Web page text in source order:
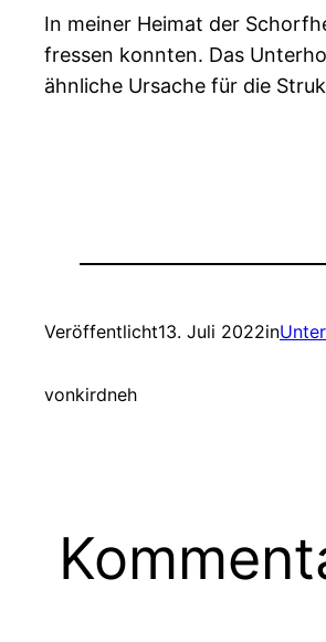
In meiner Heimat der
fressen konnten. Das
ähnliche Ursache für die
Veröffentlicht13. Juli 2022in
vonkirdneh